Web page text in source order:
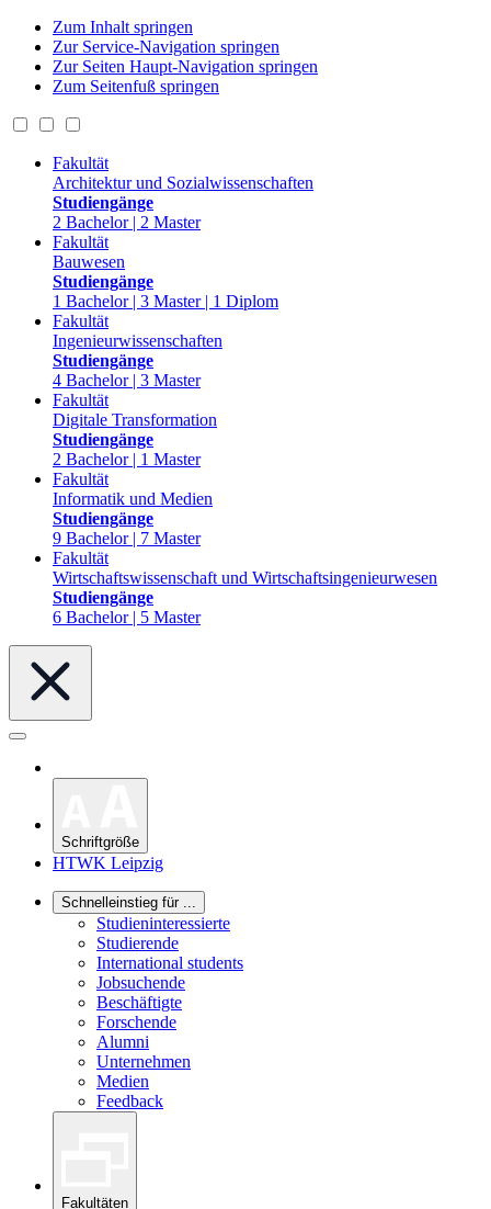
Zum Inhalt springen
Zur Service-Navigation springen
Zur Seiten Haupt-Navigation springen
Zum Seitenfuß springen
Fakultät
Architektur und Sozialwissenschaften
Studiengänge
2 Bachelor | 2 Master
Fakultät
Bauwesen
Studiengänge
1 Bachelor | 3 Master | 1 Diplom
Fakultät
Ingenieurwissenschaften
Studiengänge
4 Bachelor | 3 Master
Fakultät
Digitale Transformation
Studiengänge
2 Bachelor | 1 Master
Fakultät
Informatik und Medien
Studiengänge
9 Bachelor | 7 Master
Fakultät
Wirtschaftswissenschaft und Wirtschaftsingenieurwesen
Studiengänge
6 Bachelor | 5 Master
Schriftgröße
HTWK Leipzig
Schnelleinstieg für ...
Studieninteressierte
Studierende
International students
Jobsuchende
Beschäftigte
Forschende
Alumni
Unternehmen
Medien
Feedback
Fakultäten